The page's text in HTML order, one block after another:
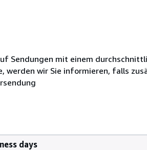
Sendungen mit einem
werden wir Sie informieren, falls
days